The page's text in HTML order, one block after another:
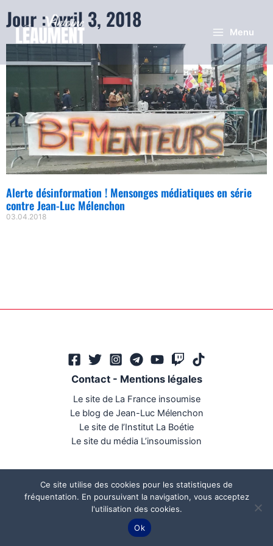
Menu
Jour : avril 3, 2018
Alerte désinformation ! Mensonges médiatiques en série
contre Jean-Luc Mélenchon
03.04.2018
Contact- Mentions légales
Le site de La France insoumise
Le blog de Jean-Luc Mélenchon
Le site de l’Institut La Boétie
Le site du média L’insoumission
Mégaphone communication
Ce site utilise des cookies pour les statistiques de
fréquentation. En poursuivant la navigation, vous acceptez
l'utilisation des cookies.
Ok